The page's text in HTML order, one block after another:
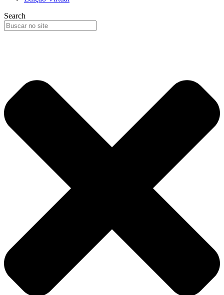
Search